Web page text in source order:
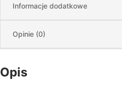
Informacje dodatkowe
Opinie (0)
Opis